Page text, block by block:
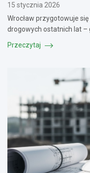
15 stycznia 2026
Wrocław przygotowuje
drogowych ostatnich lat –
Przeczytaj